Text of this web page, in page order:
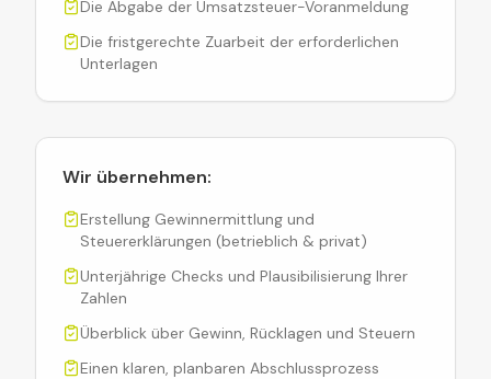
Die Abgabe der Umsatzsteuer-Voranmeldung
Die fristgerechte Zuarbeit der erforderlichen
Unterlagen
Wir übernehmen:
Erstellung Gewinnermittlung und
Steuererklärungen (betrieblich & privat)
Unterjährige Checks und Plausibilisierung Ihrer
Zahlen
Überblick über Gewinn, Rücklagen und Steuern
Einen klaren, planbaren Abschlussprozess